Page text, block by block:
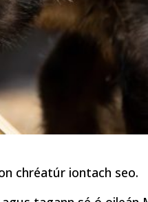
chréatúr iontach seo.